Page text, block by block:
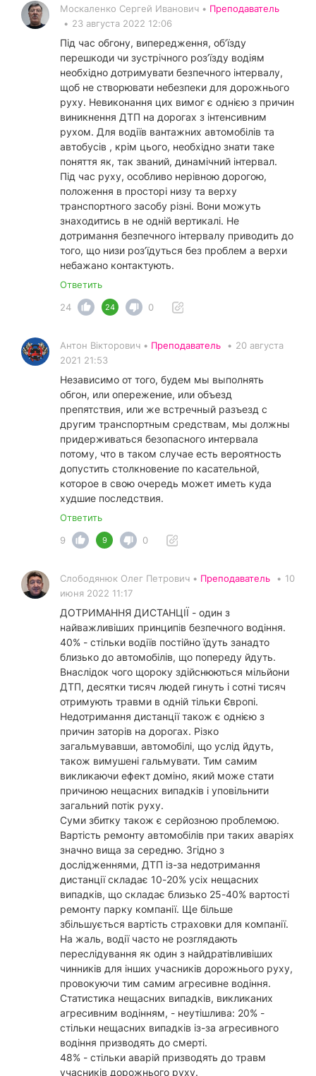
Москаленко Сергей Иванович • Преподаватель
• 23 августа 2022 12:06
Під час обгону, випередження, об’їзду
перешкоди чи зустрічного роз’їзду водіям
необхідно дотримувати безпечного інтервалу,
щоб не створювати небезпеки для дорожнього
руху. Невиконання цих вимог є однією з причин
виникнення ДТП на дорогах з інтенсивним
рухом. Для водіїв вантажних автомобілів та
автобусів , крім цього, необхідно знати таке
поняття як, так званий, динамічний інтервал.
Під час руху, особливо нерівною дорогою,
положення в просторі низу та верху
транспортного засобу різні. Вони можуть
знаходитись в не одній вертикалі. Не
дотримання безпечного інтервалу приводить до
того, що низи роз’їдуться без проблем а верхи
небажано контактують.
Ответить
24
24 0
Антон Вікторович • Преподаватель • 20 августа
2021 21:53
Независимо от того, будем мы выполнять
обгон, или опережение, или объезд
препятствия, или же встречный разъезд с
другим транспортным средствам, мы должны
придерживаться безопасного интервала
потому, что в таком случае есть вероятность
допустить столкновение по касательной,
которое в свою очередь может иметь куда
худшие последствия.
Ответить
9
9 0
Слободянюк Олег Петрович • Преподаватель • 10
июня 2022 11:17
ДОТРИМАННЯ ДИСТАНЦІЇ - один з
найважливіших принципів безпечного водіння.
40% - стільки водіїв постійно їдуть занадто
близько до автомобілів, що попереду йдуть.
Внаслідок чого щороку здійснюються мільйони
ДТП, десятки тисяч людей гинуть і сотні тисяч
отримують травми в одній тільки Європі.
Недотримання дистанції також є однією з
причин заторів на дорогах. Різко
загальмувавши, автомобілі, що услід йдуть,
також вимушені гальмувати. Тим самим
викликаючи ефект доміно, який може стати
причиною нещасних випадків і уповільнити
загальний потік руху.
Суми збитку також є серйозною проблемою.
Вартість ремонту автомобілів при таких аваріях
значно вища за середню. Згідно з
дослідженнями, ДТП із-за недотримання
дистанції складає 10-20% усіх нещасних
випадків, що складає близько 25-40% вартості
ремонту парку компанії. Ще більше
збільшується вартість страховки для компанії.
На жаль, водії часто не розглядають
переслідування як один з найдратівливіших
чинників для інших учасників дорожнього руху,
провокуючи тим самим агресивне водіння.
Статистика нещасних випадків, викликаних
агресивним водінням, - неутішлива: 20% -
стільки нещасних випадків із-за агресивного
водіння призводять до смерті.
48% - стільки аварій призводять до травм
учасників дорожнього руху.